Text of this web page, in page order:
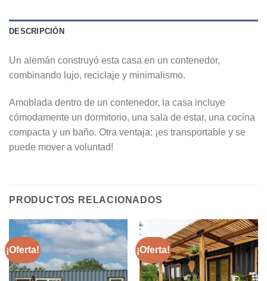
DESCRIPCIÓN
Un alemán construyó esta casa en un contenedor,
combinando lujo, reciclaje y minimalismo.
Amoblada dentro de un contenedor, la casa incluye
cómodamente un dormitorio, una sala de estar, una cocina
compacta y un baño. Otra ventaja: ¡es transportable y se
puede mover a voluntad!
PRODUCTOS RELACIONADOS
¡Oferta! ¡Oferta!